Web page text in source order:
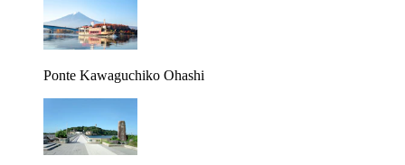
Ponte Kawaguchiko Ohashi